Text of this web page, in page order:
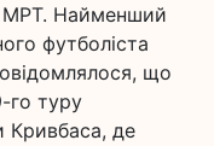
МРТ. Найменший
футболіста
що
го туру
Кривбаса, де